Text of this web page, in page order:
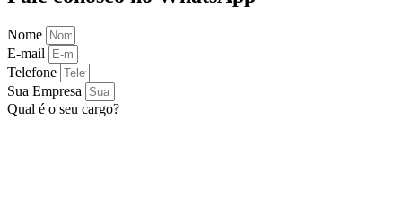
Nome
E-mail
Telefone
Sua Empresa
Qual é o seu cargo?